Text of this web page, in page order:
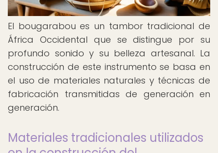
El bougarabou es un tambor tradicional de
África Occidental que se distingue por su
profundo sonido y su belleza artesanal. La
construcción de este instrumento se basa en
el uso de materiales naturales y técnicas de
fabricación transmitidas de generación en
generación.
Materiales tradicionales utilizados